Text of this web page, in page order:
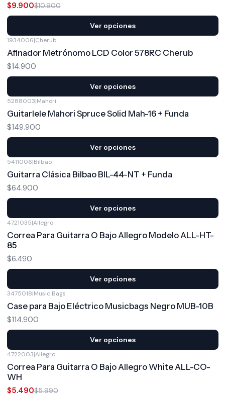
$9.900$10.900
Ver opciones
1934006|Cherub
Afinador Metrónomo LCD Color 578RC Cherub
$14.900
Ver opciones
5288003|Mahori
Guitarlele Mahori Spruce Solid Mah-16 + Funda
$149.900
Ver opciones
5411006|Bilbao
Guitarra Clásica Bilbao BIL-44-NT + Funda
$64.900
Ver opciones
4721035|Allegro
Correa Para Guitarra O Bajo Allegro Modelo ALL-HT-
85
$6.490
Ver opciones
3475018|Music Bags
Case para Bajo Eléctrico Musicbags Negro MUB-10B
$114.900
Ver opciones
4722003|Allegro
Correa Para Guitarra O Bajo Allegro White ALL-CO-
WH
$5.490$5.990